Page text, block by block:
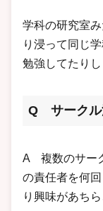
学科の研究室
り浸って同じ
勉強してたりし
Q サークル
A 複数のサー
の責任者を何
り興味があち